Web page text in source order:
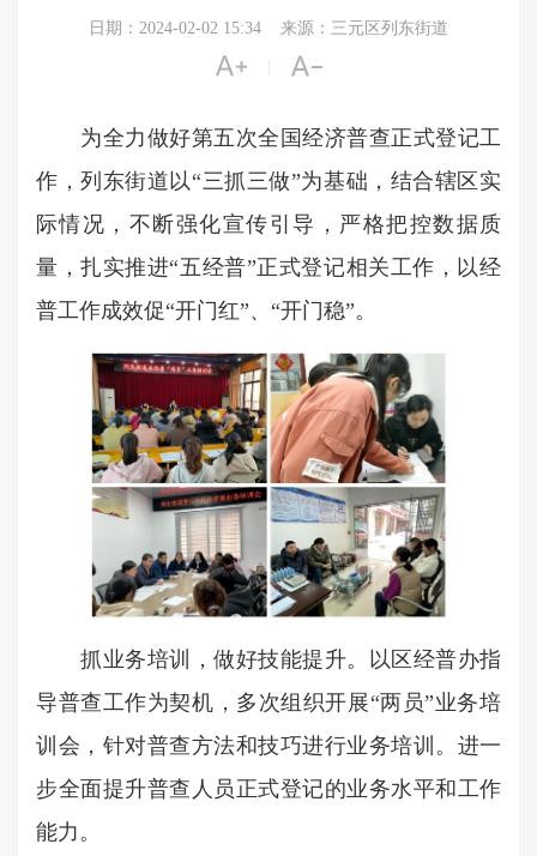
日期：2024-02-02 15:34 来源：三元区列东街道
 
为全力做好第五次全国经济普查正式登记工
作，列东街道以“三抓三做”为基础，结合辖区实
际情况，不断强化宣传引导，严格把控数据质
量，扎实推进“五经普”正式登记相关工作，以经
普工作成效促“开门红”、“开门稳”。
抓业务培训，做好技能提升。以区经普办指
导普查工作为契机，多次组织开展“两员”业务培
训会，针对普查方法和技巧进行业务培训。进一
步全面提升普查人员正式登记的业务水平和工作
能力。